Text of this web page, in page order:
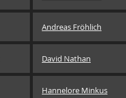
Andreas Fröhlich
David Nathan
Hannelore Minkus